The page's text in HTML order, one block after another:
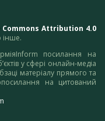
Commons Attribution 4.0
інше.
посилання на
у сфері онлайн-медіа
матеріалу прямого та
на цитований